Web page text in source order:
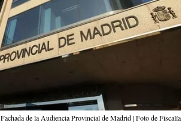
Fachada de la Audiencia Provincial de Madrid | Foto de Fiscalía